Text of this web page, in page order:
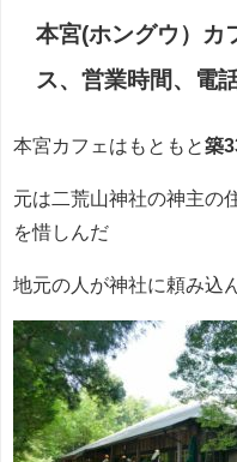
本宮(ホングウ）カ
ス、営業時間、電話
本宮カフェはもともと築
元は二荒山神社の神主の
を惜しんだ
地元の人が神社に頼み込